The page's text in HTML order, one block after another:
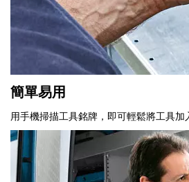
簡單易用
用手機掃描工具銘牌，即可輕鬆將工具加